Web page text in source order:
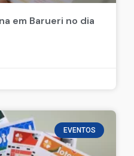
em Barueri no dia
EVENTOS